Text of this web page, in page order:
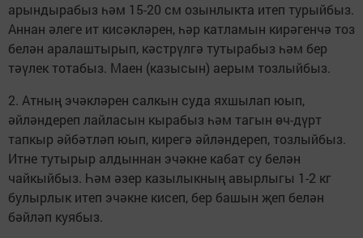
арындырабыз һәм 15-20 см озынлыкта итеп турыйбыз.
Аннан әлеге ит кисәкләрен, һәр катламын кирәгенчә тоз
белән аралаштырып, кәстрүлгә тутырабыз һәм бер
тәүлек тотабыз. Маен (казысын) аерым тозлыйбыз.
2. Атның эчәкләрен салкын суда яхшылап юып,
әйләндереп лайласын кырабыз һәм тагын өч-дүрт
тапкыр әйбәтләп юып, кирегә әйләндереп, тозлыйбыз.
Итне тутырыр алдыннан эчәкне кабат су белән
чайкыйбыз. Һәм әзер казылыкның авырлыгы 1-2 кг
булырлык итеп эчәкне кисеп, бер башын җеп белән
бәйләп куябыз.